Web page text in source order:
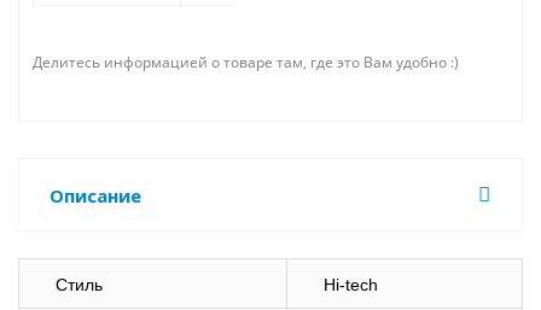
Делитесь информацией о товаре там, где это Вам удобно :)
Описание
Стиль Hi-tech